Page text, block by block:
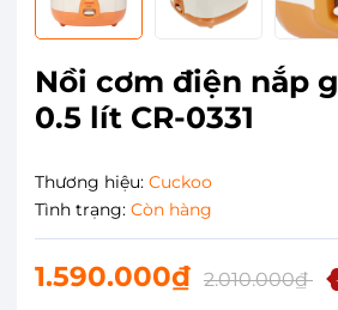
Nồi cơm điện nắp
0.5 lít CR-0331
Thương hiệu: Cuckoo
Tình trạng: Còn hàng
1.590.000₫ 2.010.000₫